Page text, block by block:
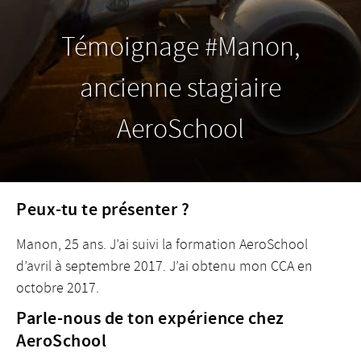
Témoignage #Manon,
ancienne stagiaire
AeroSchool
Peux-tu te présenter ?
Manon, 25 ans. J’ai suivi la formation AeroSchool
d’avril à septembre 2017. J’ai obtenu mon CCA en
octobre 2017.
Parle-nous de ton expérience chez
AeroSchool